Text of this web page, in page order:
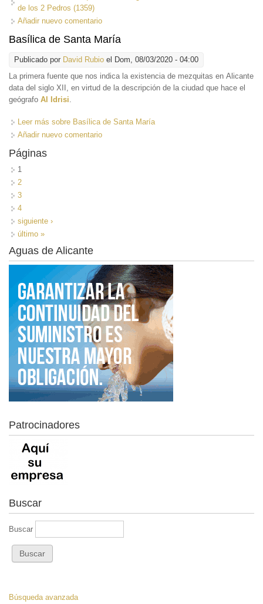
de los 2 Pedros (1359)
Añadir nuevo comentario
Basílica de Santa María
Publicado por David Rubio el Dom, 08/03/2020 - 04:00
La primera fuente que nos indica la existencia de mezquitas en Alicante
data del siglo XII, en virtud de la descripción de la ciudad que hace el
geógrafo Al Idrisi
Leer más sobre Basílica de Santa María
Añadir nuevo comentario
Páginas
1
2
3
4
siguiente ›
último »
Aguas de Alicante
Patrocinadores
Buscar
Buscar
Búsqueda avanzada